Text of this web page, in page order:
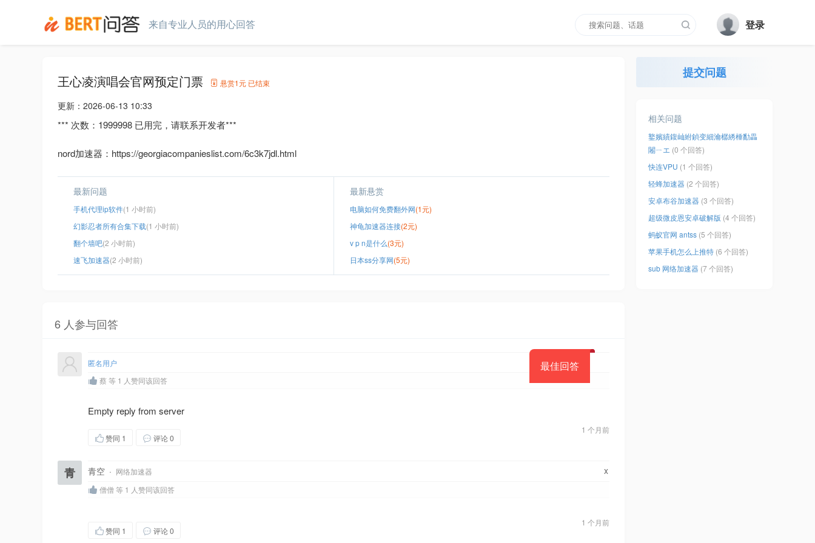
来自专业人员的用心回答 登录
王心凌演唱会官网预定门票 悬赏1元 已结束
更新： 2026-06-13 10:33
*** 次数：1999998 已用完，请联系开发者***
nord加速器：https://georgiacompanieslist.com/6c3k7jdl.html
最新问题
手机代理ip软件(1 小时前)
幻影忍者所有合集下载(1 小时前)
翻个墙吧(2 小时前)
速飞加速器(2 小时前)
最新悬赏
电脑如何免费翻外网(1元)
神龟加速器连接(2元)
v p n是什么(3元)
日本ss分享网(5元)
6 人参与回答
最佳回答
匿名用户
蔡 等 1 人赞同该回答
Empty reply from server
1 个月前
赞同 1 评论 0
青 青空 · 网络加速器 x
僧僧 等 1 人赞同该回答
1 个月前
赞同 1 评论 0
提交问题
相关问题
鐜嬪績鍑屾紨鍞变細瀹樼綉棰勫畾
闂ㄧエ (0 个回答)
快连VPU (1 个回答)
轻蜂加速器 (2 个回答)
安卓布谷加速器 (3 个回答)
超级微皮恩安卓破解版 (4 个回答)
蚂蚁官网 antss (5 个回答)
苹果手机怎么上推特 (6 个回答)
sub 网络加速器 (7 个回答)